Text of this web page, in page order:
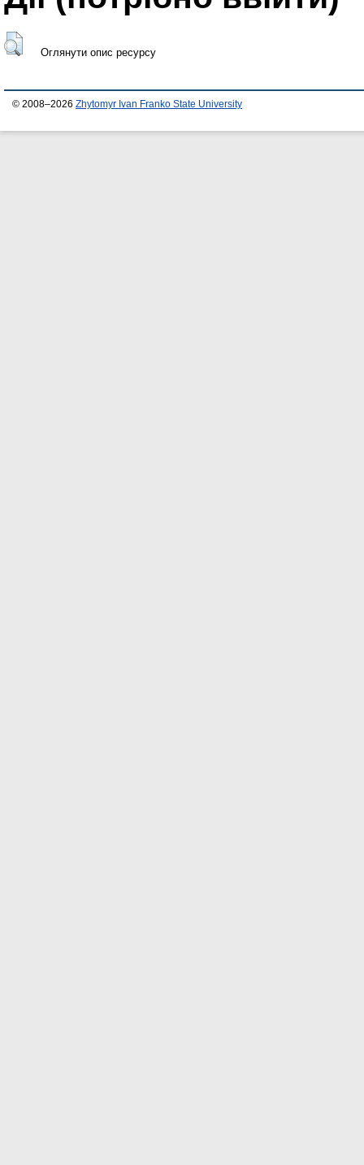
Оглянути опис ресурсу
© 2008–2026 Zhytomyr Ivan Franko State University